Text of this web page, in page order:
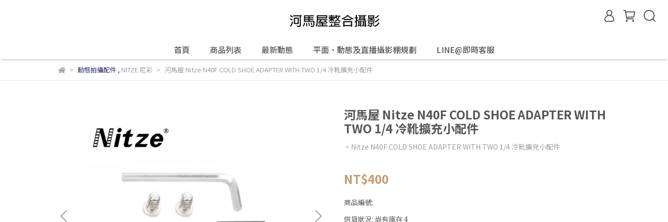
首頁 商品列表 最新動態 平面、動態及直播攝影棚規劃 LINE@即時客服
動態拍攝配件, NITZE 尼彩 河馬屋 Nitze N40F COLD SHOE ADAPTER WITH TWO 1/4 冷靴擴充小配件
河馬屋 Nitze N40F COLD SHOE ADAPTER WITH
TWO 1/4 冷靴擴充小配件
。Nitze N40F COLD SHOE ADAPTER WITH TWO 1/4 冷靴擴充小配件
NT$400
商品編號:
供貨狀況: 尚有庫存 4